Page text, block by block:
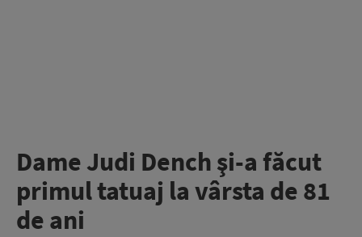
Dame Judi Dench şi-a făcut
primul tatuaj la vârsta de 81
de ani